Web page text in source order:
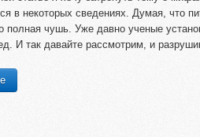
в некоторых сведениях. Думая, что
полная чушь. Уже давно ученые
И так давайте рассмотрим, и